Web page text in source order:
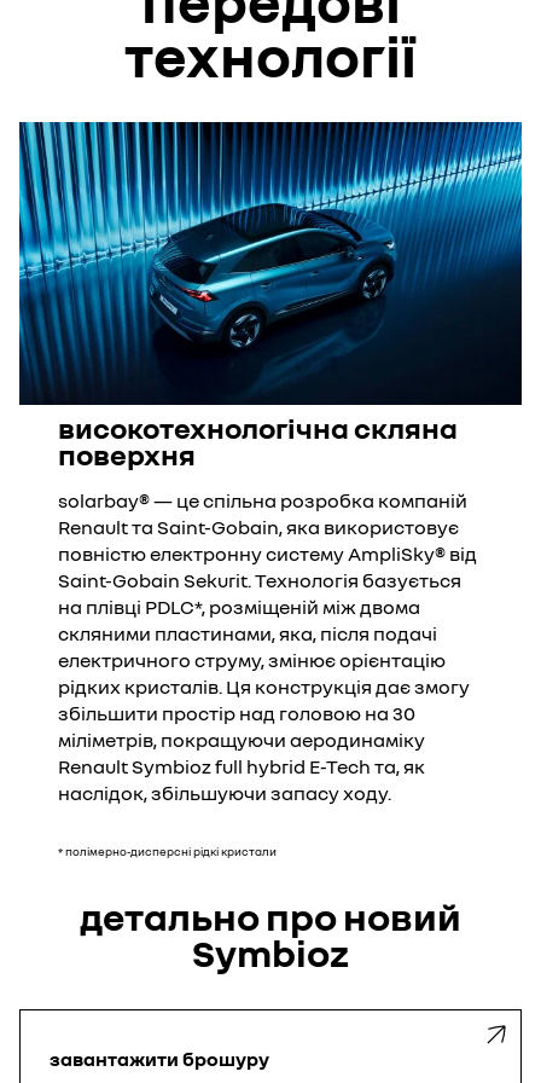
технології
високотехнологічна скляна
поверхня
solarbay® — це спільна розробка компаній
Renault та Saint-Gobain, яка використовує
повністю електронну систему AmpliSky® від
Saint-Gobain Sekurit. Технологія базується
на плівці PDLC*, розміщеній між двома
скляними пластинами, яка, після подачі
електричного струму, змінює орієнтацію
рідких кристалів. Ця конструкція дає змогу
збільшити простір над головою на 30
міліметрів, покращуючи аеродинаміку
Renault Symbioz full hybrid E-Tech та, як
наслідок, збільшуючи запасу ходу.
* полімерно-дисперсні рідкі кристали
детально про новий
Symbioz
завантажити брошуру